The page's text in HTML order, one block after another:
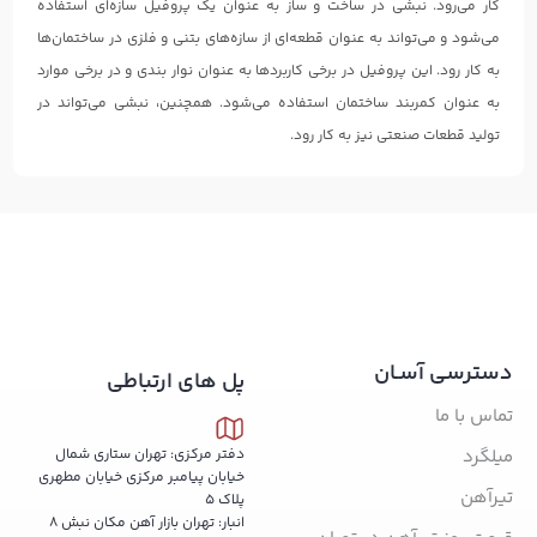
کار می‌رود. نبشی در ساخت و ساز به عنوان یک پروفیل سازه‌ای استفاده
می‌شود و می‌تواند به عنوان قطعه‌ای از سازه‌های بتنی و فلزی در ساختمان‌ها
به کار رود. این پروفیل در برخی کاربردها به عنوان نوار بندی و در برخی موارد
به عنوان کمربند ساختمان استفاده می‌شود. همچنین، نبشی می‌تواند در
تولید قطعات صنعتی نیز به کار رود.
دسترسی آسـان
تماس با ما
میلگرد
تیرآهن
پل های ارتباطی
دفتر مرکزی: تهران ستاری شمال
خیابان پیامبر مرکزی خیابان مطهری
پلاک 5
انبار: تهران بازار آهن مکان نبش 8